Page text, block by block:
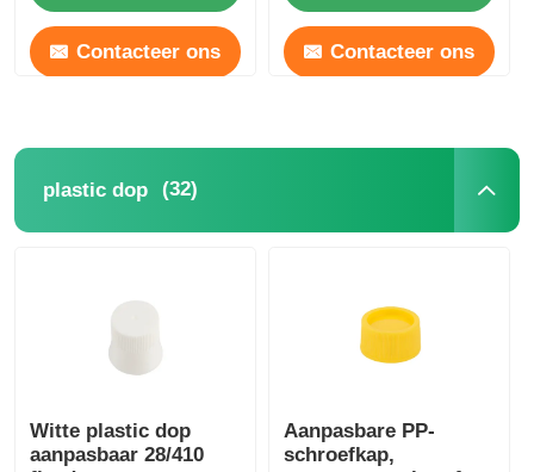
Contacteer ons Contacteer ons
plastic dop (32)
Witte plastic dop
aanpasbaar 28/410
Aanpasbare PP-
schroefkap,